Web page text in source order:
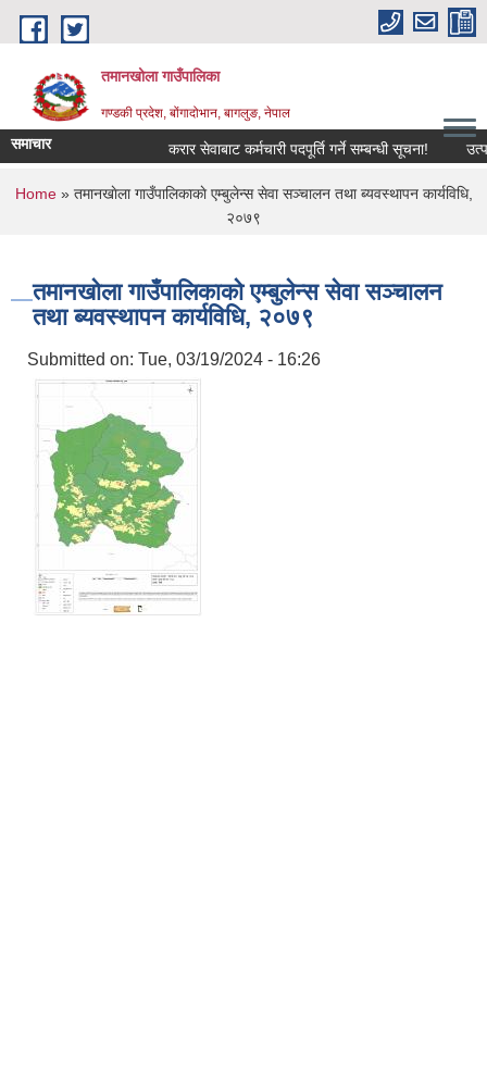
Skip to main content
तमानखोला गाउँपालिका
गण्डकी प्रदेश, बोंगादोभान, बागलुङ, नेपाल
समाचार करार सेवाबाट कर्मचारी पदपूर्ति गर्ने सम्बन्धी सूचना!
You are here
Home» तमानखाेला गाउँपालिकाकाे एम्बुलेन्स सेवा सञ्‍चालन तथा ब्यवस्थापन कार्यविधि,
२०७९
तमानखाेला गाउँपालिकाकाे एम्बुलेन्स सेवा सञ्‍चालन
तथा ब्यवस्थापन कार्यविधि, २०७९
Submitted on: Tue, 03/19/2024 - 16:26